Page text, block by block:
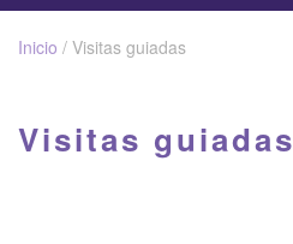
navigation
Inicio / Visitas guiadas
Visitas guiadas